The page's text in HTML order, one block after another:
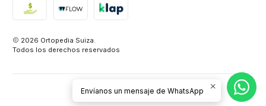
2026 Ortopedia Suiza.
Todos los derechos reservados
VOLVER ARRIBA
Envíanos un mensaje de WhatsApp